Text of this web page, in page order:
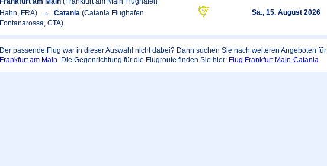
Hahn, FRA)
Catania (Catania Flughafen
Fontanarossa, CTA)
Sa., 15. August 2026
Der passende Flug war in dieser Auswahl nicht dabei? Dann suchen Sie nach weiteren Angeboten für
Frankfurt am Main. Die Gegenrichtung für die Flugroute finden Sie hier: Flug Frankfurt Main-Catania